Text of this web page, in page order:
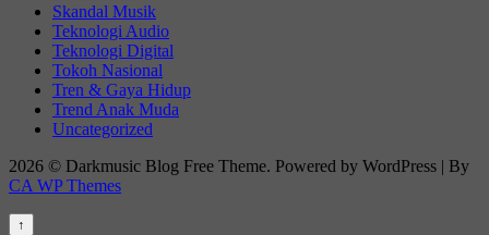
Skandal Musik
Teknologi Audio
Teknologi Digital
Tokoh Nasional
Tren & Gaya Hidup
Trend Anak Muda
Uncategorized
2026 © Darkmusic Blog Free Theme. Powered by WordPress | By
CA WP Themes
↑